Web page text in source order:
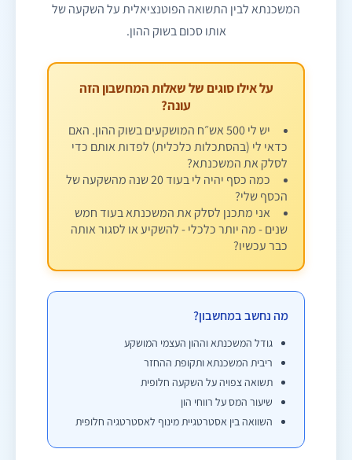
המשכנתא לבין התשואה הפוטנציאלית על השקעה של
אותו סכום בשוק ההון.
על אילו סוגים של שאלות המחשבון הזה
עונה?
יש לי 500 אש״ח המושקעים בשוק ההון. האם
כדאי לי (בהסתכלות כלכלית) לפדות אותם כדי
לסלק את המשכנתא?
כמה כסף יהיה לי בעוד 20 שנה מהשקעה של
הכסף שלי?
אני מתכנן לסלק את המשכנתא בעוד חמש
שנים - מה יותר כלכלי - להשקיע או לסגור אותה
כבר עכשיו?
מה נחשב במחשבון?
גודל המשכנתא וההון העצמי המושקע
ריבית המשכנתא ותקופת ההחזר
תשואה צפויה על השקעה חלופית
שיעור המס על רווחי הון
השוואה בין אסטרטגיית מינוף לאסטרטגיה חלופית